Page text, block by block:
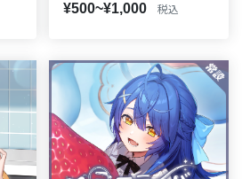
¥500~¥1,000 税込